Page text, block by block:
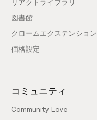
リアクトライブラリ
図書館
クロームエクステンション
価格設定
コミュニティ
Community Love